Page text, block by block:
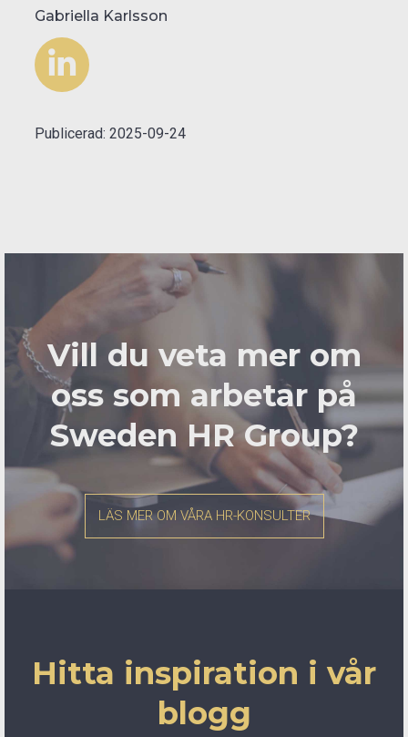
Gabriella Karlsson
Linkedin
Publicerad: 2025-09-24
Vill du veta mer om
oss som arbetar på
Sweden HR Group?
LÄS MER OM VÅRA HR-KONSULTER
Hitta inspiration i vår
blogg